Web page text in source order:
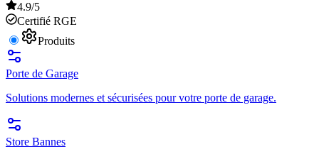
4.9/5
Certifié RGE
Produits
Porte de Garage
Solutions modernes et sécurisées pour votre porte de garage.
Store Bannes